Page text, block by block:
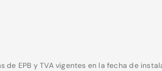
EPB y TVA vigentes en la fecha de